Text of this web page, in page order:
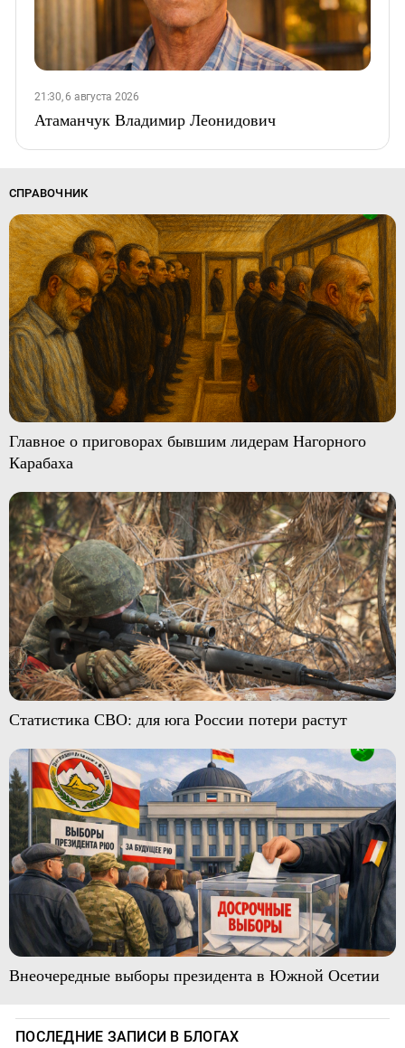
21:30, 6 августа 2026
Атаманчук Владимир Леонидович
СПРАВОЧНИК
Главное о приговорах бывшим лидерам Нагорного
Карабаха
Статистика СВО: для юга России потери растут
Внеочередные выборы президента в Южной Осетии
ПОСЛЕДНИЕ ЗАПИСИ В БЛОГАХ